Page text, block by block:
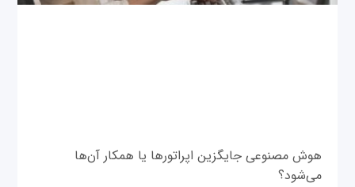
هوش مصنوعی جایگزین اپراتورها یا همکار آن‌ها
می‌شود؟